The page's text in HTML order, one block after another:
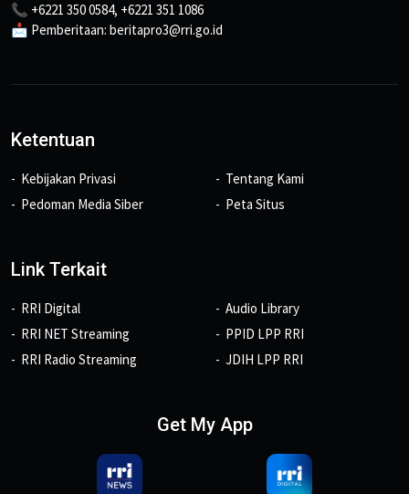
📞 +6221 350 0584, +6221 351 1086
📩 Pemberitaan: beritapro3@rri.go.id
Ketentuan
Kebijakan Privasi
Pedoman Media Siber
Tentang Kami
Peta Situs
Link Terkait
RRI Digital
RRI NET Streaming
RRI Radio Streaming
Audio Library
PPID LPP RRI
JDIH LPP RRI
Get My App